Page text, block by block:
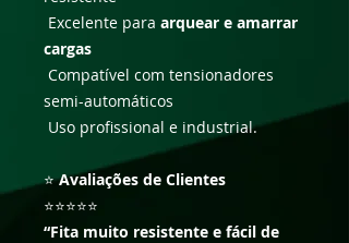
Excelente para arquear e amarrar
cargas
Compatível com tensionadores
semi-automáticos
Uso profissional e industrial.
⭐Avaliações de Clientes
⭐⭐⭐⭐⭐
“Fita muito resistente e fácil de